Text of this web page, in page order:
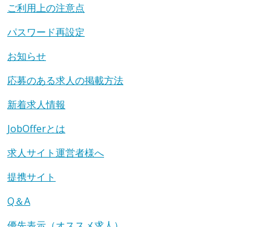
ご利用上の注意点
パスワード再設定
お知らせ
応募のある求人の掲載方法
新着求人情報
JobOfferとは
求人サイト運営者様へ
提携サイト
Q＆A